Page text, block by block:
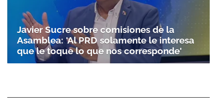
Javier Sucre sobre comisiones de la
Asamblea: 'Al PRD solamente le interesa
que le toque lo que nos corresponde'